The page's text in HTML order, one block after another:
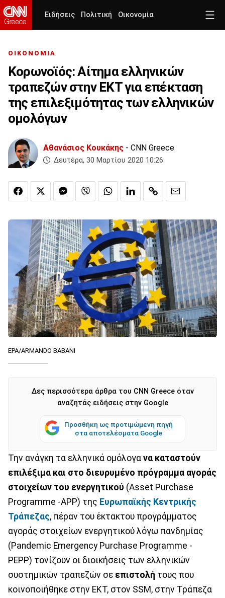
Ειδήσεις Πολιτική Οικονομία
ΟΙΚΟΝΟΜΙΑ
Κορωνοϊός: Αίτημα ελληνικών
τραπεζών στην ΕΚΤ για επέκταση
της επιλεξιμότητας των ελληνικών
ομολόγων
Αθανάσιος Κουκάκης - CNN Greece
Δευτέρα, 30 Μαρτίου 2020 10:26
EPA/ARMANDO BABANI
Δες περισσότερα άρθρα του CNN Greece όταν
αναζητάς ειδήσεις στην Google
Προσθήκη ως προτιμώμενη πηγή
στα αποτελέσματα Google
Την ανάγκη τα ελληνικά ομόλογα να καταστούν
επιλέξιμα και στο διευρυμένο πρόγραμμα αγοράς
στοιχείων του ενεργητικού (Asset Purchase
Programme -APP) της Ευρωπαϊκής Κεντρικής
Τράπεζας, πέραν του έκτακτου προγράμματος
αγοράς στοιχείων ενεργητικού λόγω πανδημίας
(Pandemic Emergency Purchase Programme -
ΡΕΡΡ) τονίζουν οι διοικήσεις των ελληνικών
συστημικών τραπεζών σε επιστολή τους που
κοινοποιήθηκε στην ΕΚΤ, στον SSM, στην Τράπεζα